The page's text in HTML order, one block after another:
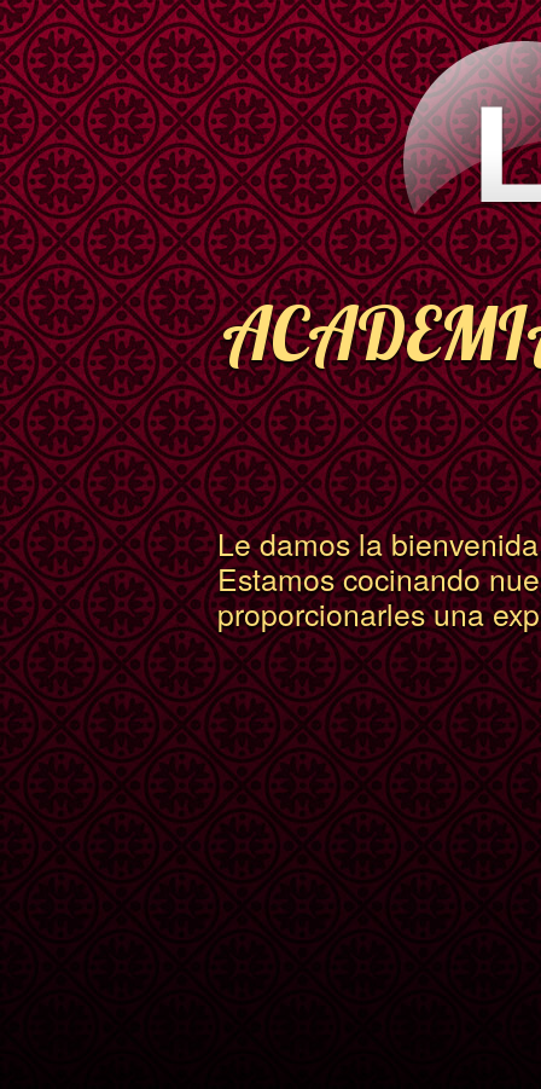
Le damos la
Estamos cocinando
proporcionarles una